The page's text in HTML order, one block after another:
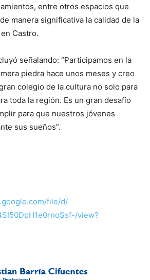
entre otros espacios que
manera significativa la calidad de la
Castro.
señalando: “Participamos en la
piedra hace unos meses y creo
colegio de la cultura no solo para
toda la región. Es un gran desafío
para que nuestros jóvenes
sus sueños”.
com/file/d/
sf-/view?